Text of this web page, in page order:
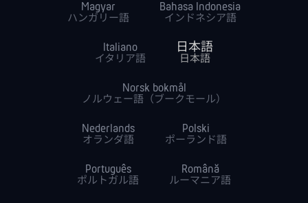
Magyar
ハンガリー語
Bahasa Indonesia
インドネシア語
Italiano
イタリア語
日本語
日本語
Norsk bokmål
ノルウェー語（ブークモール）
Nederlands
オランダ語
Polski
ポーランド語
Português
ポルトガル語
Română
ルーマニア語